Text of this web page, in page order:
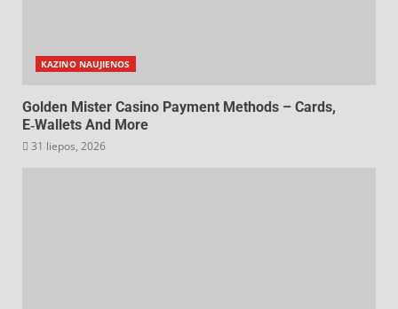
KAZINO NAUJIENOS
Golden Mister Casino Payment Methods – Cards,
E‑Wallets And More
31 liepos, 2026